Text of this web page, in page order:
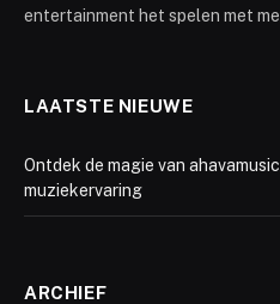
entertainment het spelen met
LAATSTE NIEUWE
Ontdek de magie van
muziekervaring
ARCHIEF